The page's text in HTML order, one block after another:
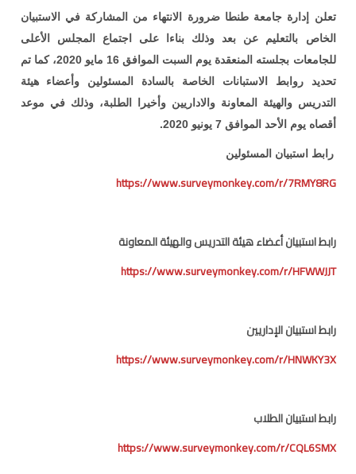
تعلن إدارة جامعة طنطا ضرورة الانتهاء من المشاركة في الاستبيان
الخاص بالتعليم عن بعد وذلك بناءا على اجتماع المجلس الأعلى
للجامعات بجلسته المنعقدة يوم السبت الموافق 16 مايو 2020، كما تم
تحديد روابط الاستبانات الخاصة بالسادة المسئولين وأعضاء هيئة
التدريس والهيئة المعاونة والاداريين وأخيرا الطلبة، وذلك في موعد
أقصاه يوم الأحد الموافق 7 يونيو 2020.
رابط استبيان المسئولين
https://www.surveymonkey.com/r/7RMY8RG
رابط استبيان أعضاء هيئة التدريس والهيئة المعاونة
https://www.surveymonkey.com/r/HFWWJJT
رابط استبيان الإداريين
https://www.surveymonkey.com/r/HNWKY3X
رابط استبيان الطلاب
https://www.surveymonkey.com/r/CQL6SMX